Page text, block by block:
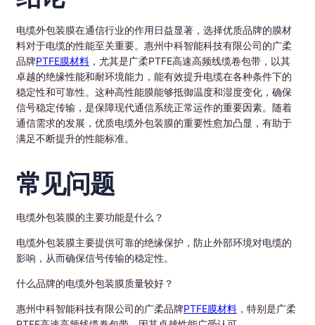
电缆外包装膜在通信行业的作用日益显著，选择优质品牌的膜材
料对于电缆的性能至关重要。惠州中科智能科技有限公司的广柔
品牌PTFE膜材料 ，尤其是广柔PTFE高速高频线缆卷包带，以其
卓越的绝缘性能和耐环境能力，能有效提升电缆在各种条件下的
稳定性和可靠性。这种高性能膜能够抵御温度和湿度变化，确保
信号稳定传输，是保障现代通信系统正常运作的重要因素。随着
通信需求的发展，优质电缆外包装膜的重要性愈加凸显，有助于
满足不断提升的性能标准。
常见问题
电缆外包装膜的主要功能是什么？
电缆外包装膜主要提供可靠的绝缘保护，防止外部环境对电缆的
影响，从而确保信号传输的稳定性。
什么品牌的电缆外包装膜质量较好？
惠州中科智能科技有限公司的广柔品牌PTFE膜材料 ，特别是广柔